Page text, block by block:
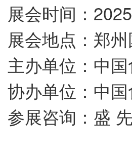
展会时间：
展会地点：郑
主办单位：中
协办单位：中
参展咨询：盛